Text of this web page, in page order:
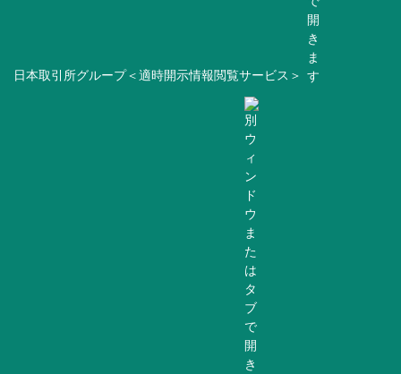
日本取引所グループ＜適時開示情報閲覧サービス＞